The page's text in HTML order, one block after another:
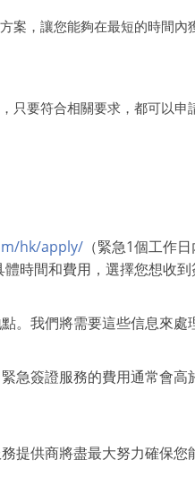
，讓您能夠在最短的時間內
要符合相關要求，都可以
hk/apply/ （緊急1個工作
時間和費用，選擇您想收到
。我們將需要這些信息來處
急簽證服務的費用通常會
供商將盡最大努力確保您